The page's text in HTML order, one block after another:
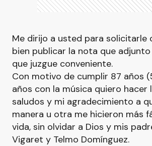
Me dirijo a usted para solicitarle
bien publicar la nota que
que juzgue conveniente.
Con motivo de cumplir 87 años
años con la música quiero hacer
saludos y mi agradecimiento a
manera u otra me hicieron más
vida, sin olvidar a Dios y mis
Vigaret y Telmo Domínguez.